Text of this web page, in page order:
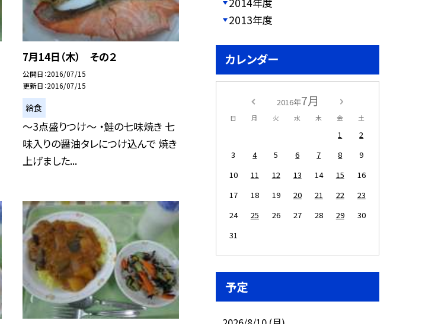
7月14日（木） その２
公開日 2016/07/15
更新日 2016/07/15
給食
〜3点盛りつけ〜 ・鮭の七味焼き 七
味入りの醤油タレにつけ込んで 焼き
上げました...
2013年度
カレンダー
2016年7月
日 月 火 水 木 金 土
1
2
3
4 5 6 7 8
9
10
11 12 13 14 15
16
17
18 19 20 21 22
23
24
25 26 27 28 29
30
31
予定